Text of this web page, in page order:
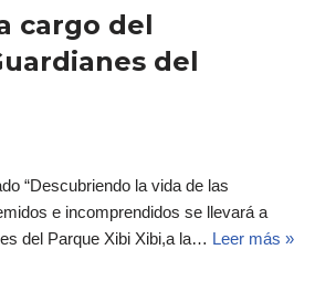
cargo del
del
“Descubriendo la vida de las
e incomprendidos se llevará a
del Parque Xibi Xibi,a la… Leer más »